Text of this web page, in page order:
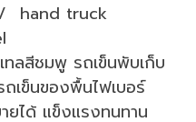
hand truck
ลสีชมพู รถเข็นพับเก็บ
เข็นของพื้นไฟเบอร์
ยได้ แข็งแรงทนทาน